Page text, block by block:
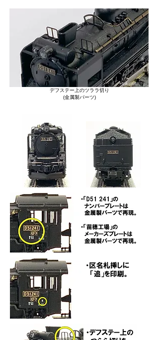
※写真は試作品です。
デフステー上のツララ切り
​(金属製パーツ)